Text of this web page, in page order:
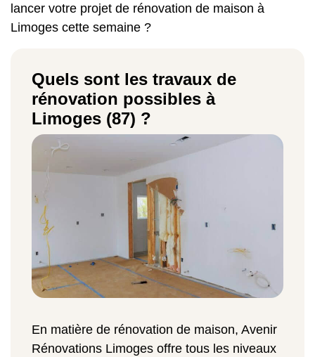
lancer votre projet de rénovation de maison à
Limoges cette semaine ?
Quels sont les travaux de
rénovation possibles à
Limoges (87) ?
En matière de rénovation de maison, Avenir
Rénovations Limoges offre tous les niveaux